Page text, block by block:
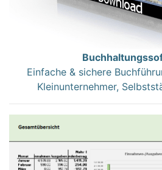
Einfache & sichere
Kleinunternehmer,